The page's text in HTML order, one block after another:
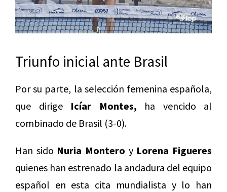
Triunfo inicial ante Brasil
Por su parte, la selección femenina española,
que dirige Icíar Montes, ha vencido al
combinado de Brasil (3-0).
Han sido Nuria Montero y Lorena Figueres
quienes han estrenado la andadura del equipo
español en esta cita mundialista y lo han